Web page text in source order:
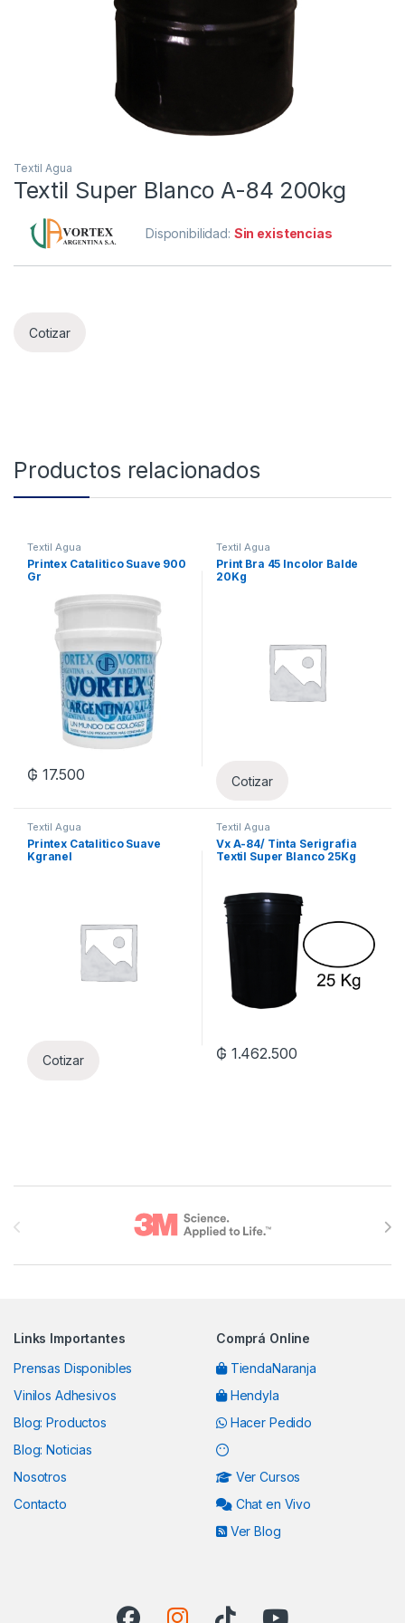
Textil Agua
Textil Super Blanco A-84 200kg
Disponibilidad: Sin existencias
Cotizar
Productos relacionados
Textil Agua
Printex Catalitico Suave 900
Gr
₲ 17.500
Textil Agua
Print Bra 45 Incolor Balde
20Kg
Cotizar
Textil Agua
Printex Catalitico Suave
Kgranel
Cotizar
Textil Agua
Vx A-84/ Tinta Serigrafia
Textil Super Blanco 25Kg
₲ 1.462.500
Links Importantes
Prensas Disponibles
Vinilos Adhesivos
Blog: Productos
Blog: Noticias
Nosotros
Contacto
Comprá Online
TiendaNaranja
Hendyla
Hacer Pedido
Ver Cursos
Chat en Vivo
Ver Blog